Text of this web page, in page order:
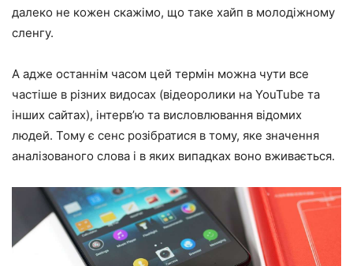
далеко не кожен скажімо, що таке хайп в молодіжному
сленгу.
А адже останнім часом цей термін можна чути все
частіше в різних видосах (відеоролики на YouTube та
інших сайтах), інтерв’ю та висловлювання відомих
людей. Тому є сенс розібратися в тому, яке значення
аналізованого слова і в яких випадках воно вживається.